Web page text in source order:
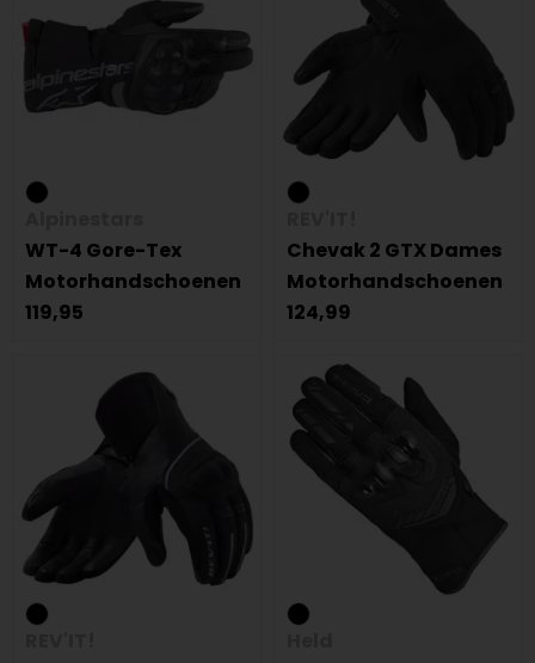
WT-4 Gore-Tex
Motorhandschoenen
119,95
Chevak 2 GTX Dames
Motorhandschoenen
124,99